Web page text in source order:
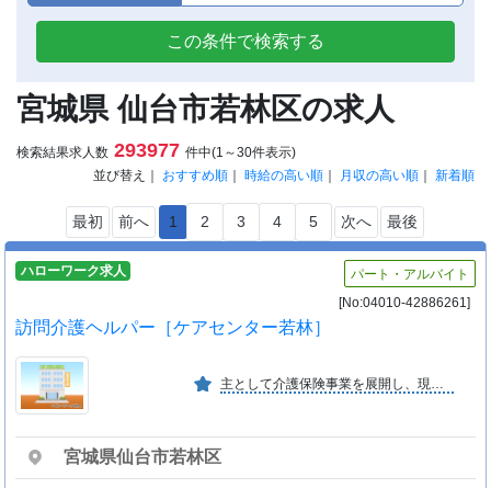
この条件で検索する
宮城県 仙台市若林区の求人
検索結果求人数 293977 件中(1～30件表示)
並び替え｜ おすすめ順 ｜ 時給の高い順 ｜ 月収の高い順 ｜ 新着順
最初 前へ 1 2 3 4 5 次へ 最後
ハローワーク求人
パート・アルバイト
[No:04010-42886261]
訪問介護ヘルパー［ケアセンター若林］
主として介護保険事業を展開し、現在仙台市内を中心に居宅介護支援１店舗・訪問介護６店舗・通所介護１店舗・有料老人ホームを開設運営する。
宮城県仙台市若林区